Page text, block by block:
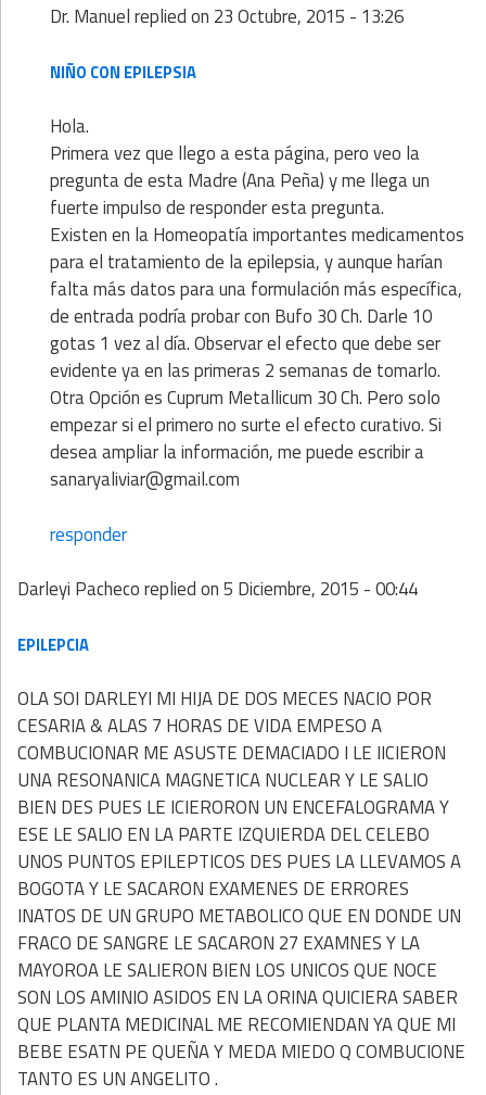
Dr. Manuelreplied on 23 Octubre, 2015 - 13:26
NIÑO CON EPILEPSIA
Hola.
Primera vez que llego a esta página, pero veo la
pregunta de esta Madre (Ana Peña) y me llega un
fuerte impulso de responder esta pregunta.
Existen en la Homeopatía importantes medicamentos
para el tratamiento de la epilepsia, y aunque harían
falta más datos para una formulación más específica,
de entrada podría probar con Bufo 30 Ch. Darle 10
gotas 1 vez al día. Observar el efecto que debe ser
evidente ya en las primeras 2 semanas de tomarlo.
Otra Opción es Cuprum Metallicum 30 Ch. Pero solo
empezar si el primero no surte el efecto curativo. Si
desea ampliar la información, me puede escribir a
sanaryaliviar@gmail.com
responder
Darleyi Pachecoreplied on5 Diciembre, 2015 - 00:44
EPILEPCIA
OLA SOI DARLEYI MI HIJA DE DOS MECES NACIO POR
CESARIA & ALAS 7 HORAS DE VIDA EMPESO A
COMBUCIONAR ME ASUSTE DEMACIADO I LE IICIERON
UNA RESONANICA MAGNETICA NUCLEAR Y LE SALIO
BIEN DES PUES LE ICIERORON UN ENCEFALOGRAMA Y
ESE LE SALIO EN LA PARTE IZQUIERDA DEL CELEBO
UNOS PUNTOS EPILEPTICOS DES PUES LA LLEVAMOS A
BOGOTA Y LE SACARON EXAMENES DE ERRORES
INATOS DE UN GRUPO METABOLICO QUE EN DONDE UN
FRACO DE SANGRE LE SACARON 27 EXAMNES Y LA
MAYOROA LE SALIERON BIEN LOS UNICOS QUE NOCE
SON LOS AMINIO ASIDOS EN LA ORINA QUICIERA SABER
QUE PLANTA MEDICINAL ME RECOMIENDAN YA QUE MI
BEBE ESATN PE QUEÑA Y MEDA MIEDO Q COMBUCIONE
TANTO ES UN ANGELITO .